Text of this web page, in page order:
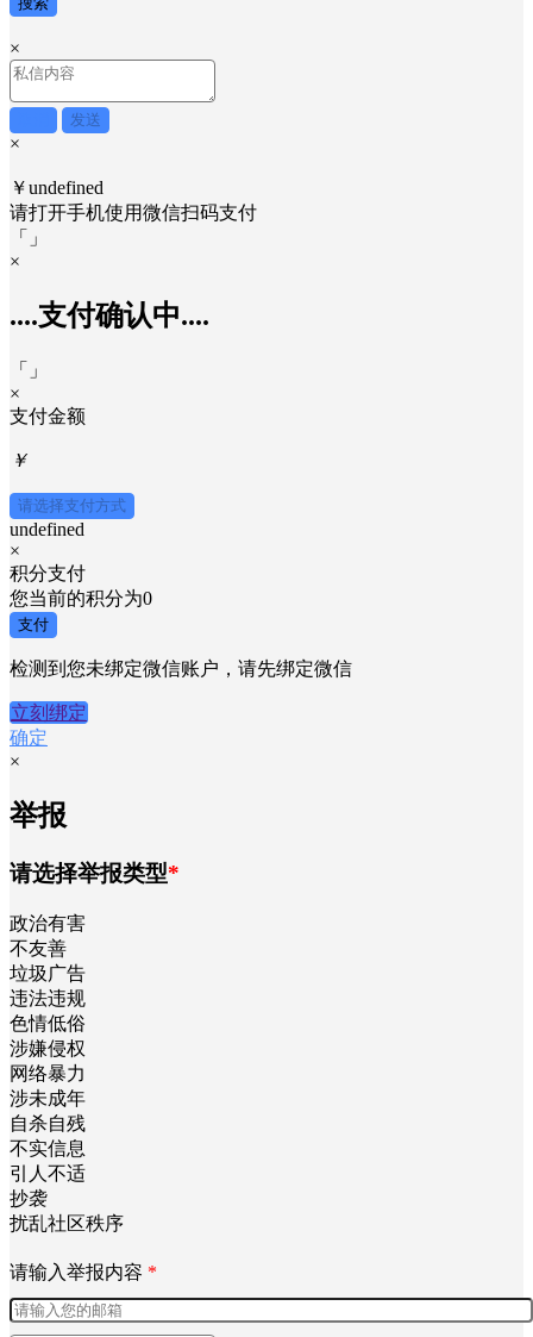
×
发送
×
￥undefined
请打开手机使用微信扫码支付
「
」
×
....支付确认中....
「
」
×
支付金额
￥
请选择支付方式
undefined
×
积分支付
您当前的积分为0
支付
检测到您未绑定微信账户，请先绑定微信
立刻绑定
确定
×
举报
请选择举报类型*
政治有害
不友善
垃圾广告
违法违规
色情低俗
涉嫌侵权
网络暴力
涉未成年
自杀自残
不实信息
引人不适
抄袭
扰乱社区秩序
请输入举报内容 *